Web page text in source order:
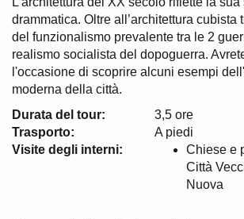
drammatica. Oltre all’architettura cubista
del funzionalismo prevalente tra le 2
realismo socialista del dopoguerra.
l'occasione di scoprire alcuni esempi
moderna della città.
Durata del tour:
3,5 ore
Trasporto:
A piedi
Visite degli interni:
Chiese e
Città
Nuova